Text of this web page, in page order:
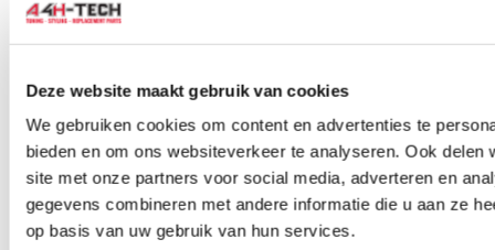
Deze website maakt gebruik van cookies
We gebruiken cookies om content en advertenties te
bieden en om ons websiteverkeer te analyseren. Ook
site met onze partners voor social media, adverteren en
gegevens combineren met andere informatie die u aan ze
op basis van uw gebruik van hun services.
0producten beschikbaar
Wiellagers & Naven
0producten beschikbaar
0producten beschikbaar
Spoorverbreders
0producten beschikbaar
Wielmoeren
0producten beschikbaar
Draadeinden
0 producten beschikbaar